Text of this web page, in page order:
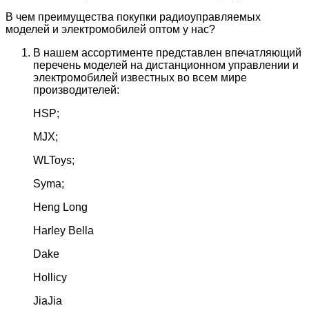
В чем преимущества покупки радиоуправляемых
моделей и электромобилей оптом у нас?
В нашем ассортименте представлен впечатляющий
перечень моделей на дистанционном управлении и
электромобилей известных во всем мире
производителей:
HSP;
MJX;
WLToys;
Syma;
Heng Long
Harley Bella
Dake
Hollicy
JiaJia